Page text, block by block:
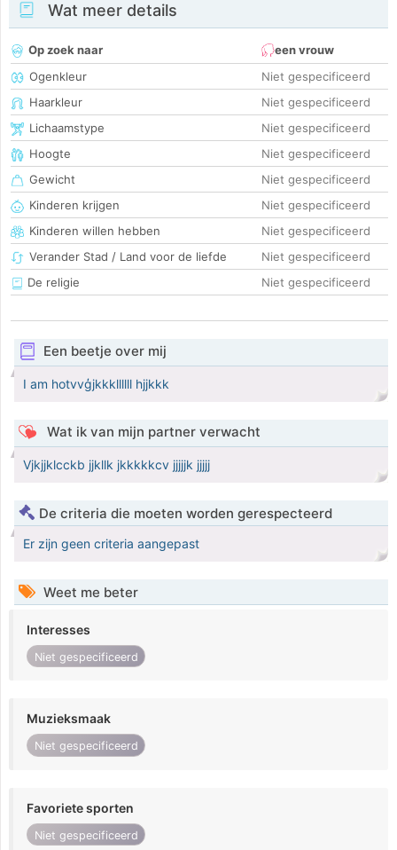
Wat meer details
Op zoek naar
een vrouw
Ogenkleur
Niet gespecificeerd
Haarkleur
Niet gespecificeerd
Lichaamstype
Niet gespecificeerd
Hoogte
Niet gespecificeerd
Gewicht
Niet gespecificeerd
Kinderen krijgen
Niet gespecificeerd
Kinderen willen hebben
Niet gespecificeerd
Verander Stad / Land voor de liefde
Niet gespecificeerd
De religie
Niet gespecificeerd
Een beetje over mij
I am hotvvģjkkkllllll hjjkkk
Wat ik van mijn partner verwacht
Vjkjjklcckb jjkllk jkkkkkcv jjjjjk jjjjj
De criteria die moeten worden gerespecteerd
Er zijn geen criteria aangepast
Weet me beter
Interesses
Niet gespecificeerd
Muzieksmaak
Niet gespecificeerd
Favoriete sporten
Niet gespecificeerd